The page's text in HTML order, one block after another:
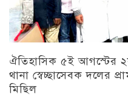
ঐতিহাসিক ৫ই আগস্টের
থানা স্বেচ্ছাসেবক দলের
মিছিল